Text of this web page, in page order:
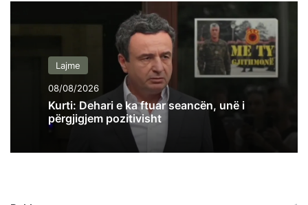
Lajme
08/08/2026
Kurti: Dehari e ka ftuar seancën, unë i
përgjigjem pozitivisht